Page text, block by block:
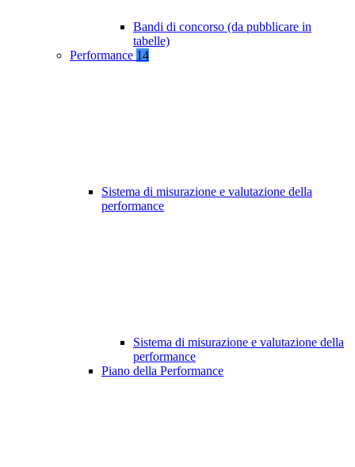
Bandi di concorso (da pubblicare in
tabelle)
Performance 14
Sistema di misurazione e valutazione della
performance
Sistema di misurazione e valutazione della
performance
Piano della Performance